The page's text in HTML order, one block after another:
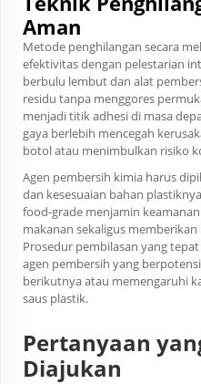
Aman
Metode penghilangan secara
efektivitas dengan pelestarian
berbulu lembut dan alat
residu tanpa menggores
menjadi titik adhesi di masa
gaya berlebih mencegah
botol atau menimbulkan risiko
Agen pembersih kimia harus
dan kesesuaian bahan
food-grade menjamin
makanan sekaligus
Prosedur pembilasan yang
agen pembersih yang
berikutnya atau memengaruhi
saus plastik.
Pertanyaan
Diajukan